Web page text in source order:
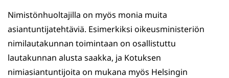
Nimistönhuoltajilla on myös monia muita
asiantuntijatehtäviä. Esimerkiksi oikeusministeriön
nimilautakunnan toimintaan on osallistuttu
lautakunnan alusta saakka, ja Kotuksen
nimiasiantuntijoita on mukana myös Helsingin